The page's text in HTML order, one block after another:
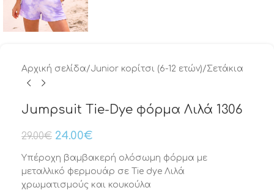
Αρχική σελίδα/Junior κορίτσι (6-12 ετών)/Σετάκια
Jumpsuit Tie-Dye φόρμα Λιλά 1306
29.00€ 24.00€
Υπέροχη βαμβακερή ολόσωμη φόρμα με
μεταλλικό φερμουάρ σε Tie dye Λιλά
χρωματισμούς και κουκούλα